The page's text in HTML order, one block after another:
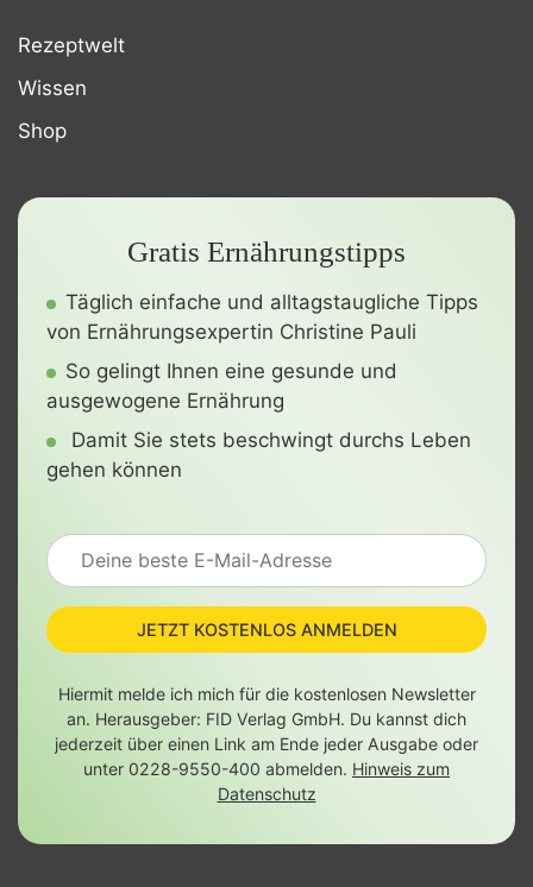
Rezeptwelt
Wissen
Shop
Gratis Ernährungstipps
Täglich einfache und alltagstaugliche Tipps
von Ernährungsexpertin Christine Pauli
So gelingt Ihnen eine gesunde und
ausgewogene Ernährung
Damit Sie stets beschwingt durchs Leben
gehen können
JETZT KOSTENLOS ANMELDEN
Hiermit melde ich mich für die kostenlosen Newsletter
an. Herausgeber: FID Verlag GmbH. Du kannst dich
jederzeit über einen Link am Ende jeder Ausgabe oder
unter 0228-9550-400 abmelden. Hinweis zum
Datenschutz